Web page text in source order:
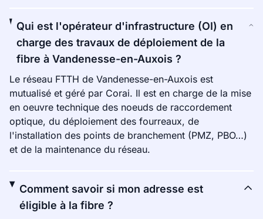
Qui est l'opérateur d'infrastructure (OI) en
charge des travaux de déploiement de la
fibre à Vandenesse-en-Auxois ?
Le réseau FTTH de Vandenesse-en-Auxois est
mutualisé et géré par Corai. Il est en charge de la mise
en oeuvre technique des noeuds de raccordement
optique, du déploiement des fourreaux, de
l'installation des points de branchement (PMZ, PBO…)
et de la maintenance du réseau.
Comment savoir si mon adresse est
éligible à la fibre ?